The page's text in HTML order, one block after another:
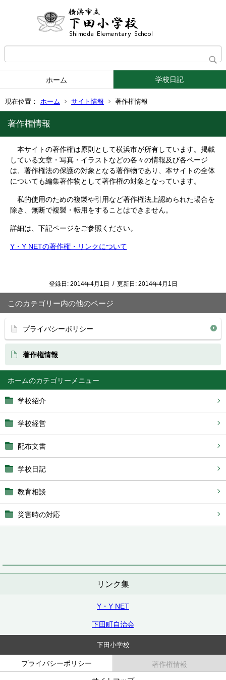
ホーム 学校日記
現在位置： ホーム サイト情報 著作権情報
ホーム
学校紹介
学校経営
配布文書
学校日記
教育相談
災害時の対応
リンク集
Y・Y NET
下田町自治会
著作権情報
本サイトの著作権は原則として横浜市が所有しています。掲載
している文章・写真・イラストなどの各々の情報及び各ページ
は、著作権法の保護の対象となる著作物であり、本サイトの全体
についても編集著作物として著作権の対象となっています。
私的使用のための複製や引用など著作権法上認められた場合を
除き、無断で複製・転用をすることはできません。
詳細は、下記ページをご参照ください。
Y・Y NETの著作権・リンクについて
登録日: 2014年4月1日 / 更新日: 2014年4月1日
このカテゴリー内の他のページ
プライバシーポリシー
著作権情報
下田小学校
プライバシーポリシー
著作権情報